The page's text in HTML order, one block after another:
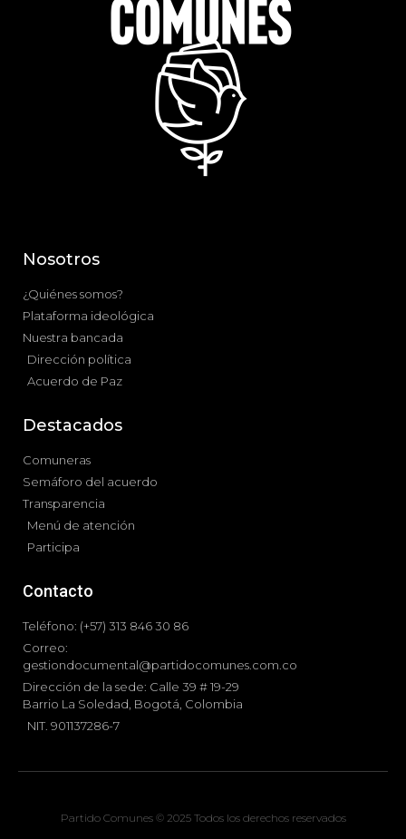
Nosotros
¿Quiénes somos?
Plataforma ideológica
Nuestra bancada
Dirección política
Acuerdo de Paz
Destacados
Comuneras
Semáforo del acuerdo
Transparencia
Menú de atención
Participa
Contacto
Teléfono: (+57) 313 846 30 86
Correo:
gestiondocumental@partidocomunes.com.co
Dirección de la sede: Calle 39 # 19-29
Barrio La Soledad, Bogotá, Colombia
NIT. 901137286-7
Partido Comunes © 2025 Todos los derechos reservados